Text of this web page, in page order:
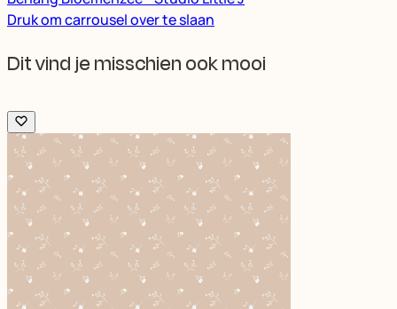
Druk om carrousel over te slaan
Dit vind je misschien ook mooi